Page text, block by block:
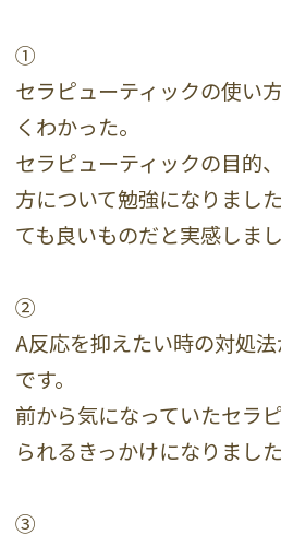
①
セラピューティックの使い
くわかった。
セラピューティックの目的
方について勉強になりまし
ても良いものだと実感しまし
②
A反応を抑えたい時の対処
です。
前から気になっていたセラ
られるきっかけになりました
③